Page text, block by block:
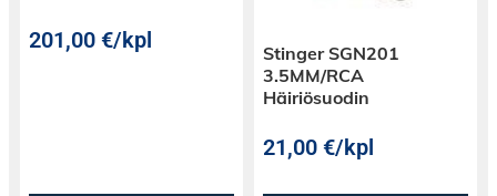
ja toimii tehokkaana lämpösäteilijänä, pitäen
laitteen viileänä jopa pitkien kuuntelusessioiden
201,00€/kpl
Stinger SGN201
3.5MM/RCA
Häiriösuodin
21,00€/kpl